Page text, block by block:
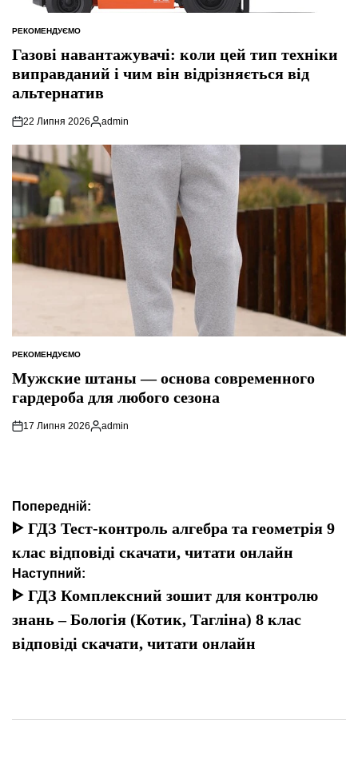
ОПУБЛІКУВАТИ
РЕКОМЕНДУЄМО
Газові навантажувачі: коли цей тип техніки
виправданий і чим він відрізняється від
альтернатив
22 Липня 2026
Опубліковано
admin
ОПУБЛІКУВАТИ
РЕКОМЕНДУЄМО
Мужские штаны — основа современного
гардероба для любого сезона
17 Липня 2026
Опубліковано
admin
Навігація
записів
Попередній:
ᐈ ГДЗ Тест-контроль алгебра та геометрія 9
клас відповіді скачати, читати онлайн
Наступний:
ᐈ ГДЗ Комплексний зошит для контролю
знань – Бологія (Котик, Тагліна) 8 клас
відповіді скачати, читати онлайн